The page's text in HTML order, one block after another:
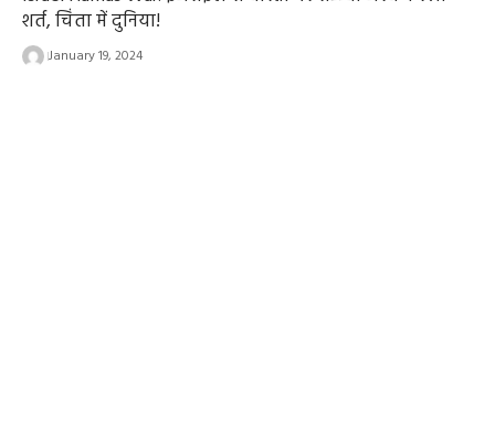
शर्त, चिंता में दुनिया!
January 19, 2024